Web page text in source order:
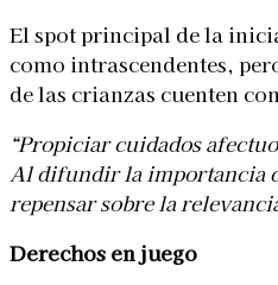
El spot principal de la
como intrascendentes,
de las crianzas cuenten
“Propiciar cuidados
Al difundir la importancia
repensar sobre la
Derechos en juego